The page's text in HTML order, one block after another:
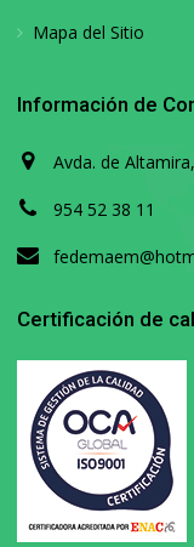
Mapa del Sitio
Información de
Avda. de
954 52 38 11
Certificación de